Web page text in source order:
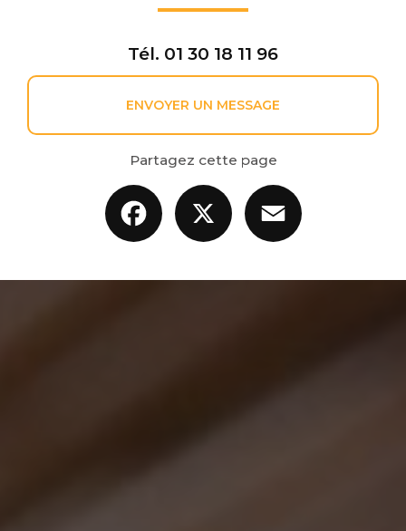
Tél. 01 30 18 11 96
ENVOYER UN MESSAGE
Partagez cette page
Facebook